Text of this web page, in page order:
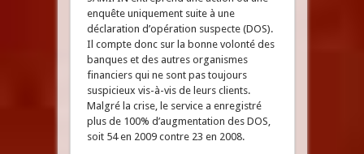
enquête uniquement suite à une
déclaration d’opération suspecte (DOS).
Il compte donc sur la bonne volonté des
banques et des autres organismes
financiers qui ne sont pas toujours
suspicieux vis-à-vis de leurs clients.
Malgré la crise, le service a enregistré
plus de 100% d’augmentation des DOS,
soit 54 en 2009 contre 23 en 2008.